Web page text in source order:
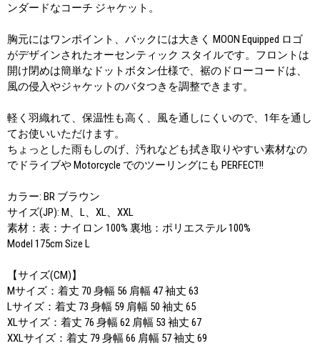
ンダードなコーチ ジャケット。
胸元にはワンポイント、バックには大きく MOON Equipped ロゴ
がデザインされたオーセンティック スタイルです。フロントは
開け閉めは簡単なドットボタン仕様で、裾のドローコードは、
風の侵入やジャケットのバタつきを調整できます。
軽く羽織れて、保温性も高く、風を通しにくいので、1年を通し
てお使いいただけます。
ちょっとした雨もしのげ、汚れなども拭き取りやすい素材なの
でドライブや Motorcycle でのツーリングにも PERFECT!!
カラー: BR ブラウン
サイズ(JP): M、L、XL、XXL
素材：表：ナイロン 100% 裏地：ポリエステル 100%
Model 175cm Size L
【サイズ(CM)】
Mサイズ：着丈 70 身幅 56 肩幅 47 袖丈 63
Lサイズ：着丈 73 身幅 59 肩幅 50 袖丈 65
XLサイズ：着丈 76 身幅 62 肩幅 53 袖丈 67
XXLサイズ：着丈 79 身幅 66 肩幅 57 袖丈 69